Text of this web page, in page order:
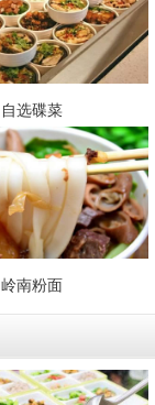
自选碟菜
岭南粉面